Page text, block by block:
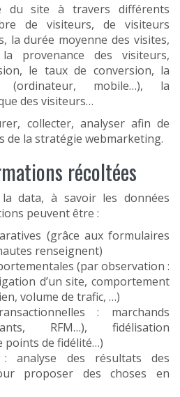
du site à travers différents
de visiteurs, de visiteurs
la durée moyenne des visites,
provenance des visiteurs,
le taux de conversion, la
(ordinateur, mobile…), la
des visiteurs…
collecter, analyser afin de
de la stratégie webmarketing.
récoltées
data, à savoir les données
peuvent être :
(grâce aux formulaires
renseignent)
(par observation :
d’un site, comportement
volume de trafic, …)
: marchands
RFM…), fidélisation
points de fidélité…)
: analyse des résultats des
proposer des choses en